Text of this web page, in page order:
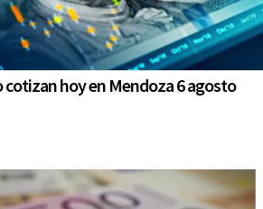
cotizan hoy en Mendoza 6 agosto